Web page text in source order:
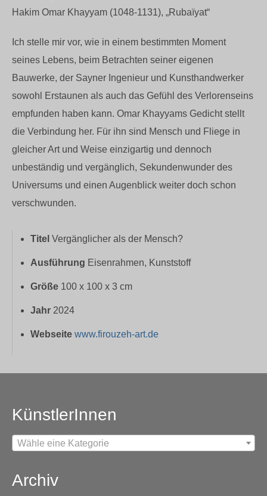
Hakim Omar Khayyam (1048-1131), „Rubaïyat“
Ich stelle mir vor, wie in einem bestimmten Moment
seines Lebens, beim Betrachten seiner eigenen
Bauwerke, der Sayner Ingenieur und Kunsthandwerker
sowohl Erstaunen als auch das Gefühl des Verlorenseins
empfunden haben kann. Omar Khayyams Gedicht stellt
die Verbindung her. Für ihn sind Mensch und Fliege in
gleicher Art und Weise einzigartig und dennoch
unbeständig und vergänglich, Sekundenwunder des
Universums und einen Augenblick weiter doch schon
verschwunden.
Titel Vergänglicher als der Mensch?
Ausführung Eisenrahmen, Kunststoff
Größe 100 x 100 x 3 cm
Jahr 2024
Webseite www.firouzeh-art.de
KünstlerInnen
Wähle eine Kategorie
Archiv